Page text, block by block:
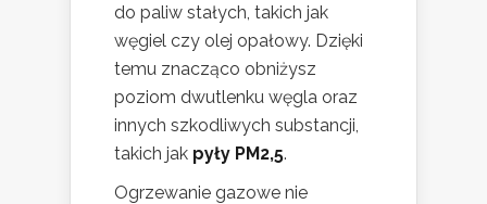
do paliw stałych, takich jak
węgiel czy olej opałowy. Dzięki
temu znacząco obniżysz
poziom dwutlenku węgla oraz
innych szkodliwych substancji,
takich jak pyły PM2,5.
Ogrzewanie gazowe nie